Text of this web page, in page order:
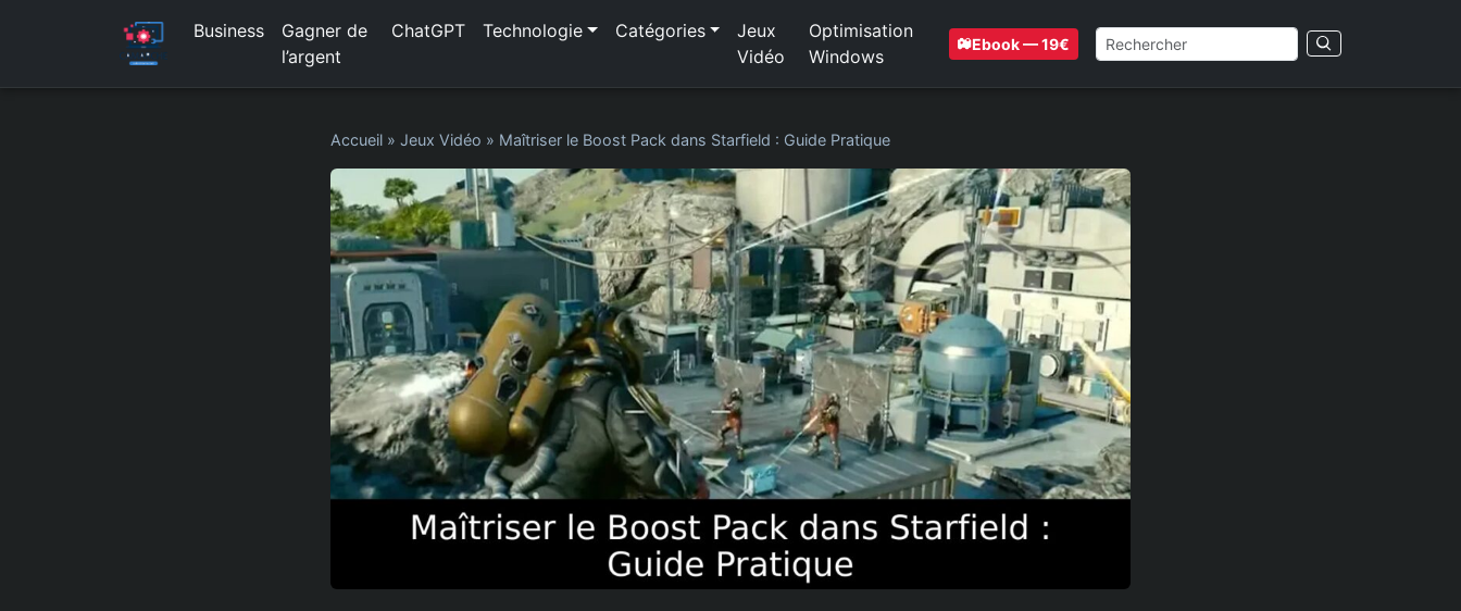
Business
Gagner de
l’argent
ChatGPT Technologie Catégories
Jeux
Vidéo
Optimisation
Windows
Ebook — 19€
Accueil » Jeux Vidéo » Maîtriser le Boost Pack dans Starfield : Guide Pratique